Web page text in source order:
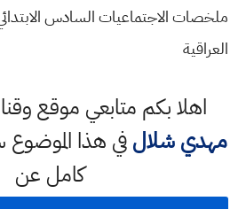
ملخصات الاجتماعيات السادس
العراقية
اهلا بكم متابعي موقع
مهدي شلالفي هذا
كامل عن